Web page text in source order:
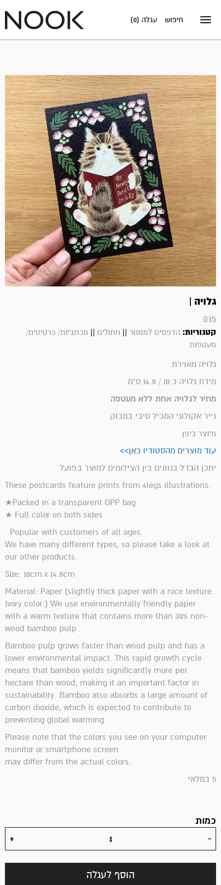
Toggle
עגלה (0) חיפוש
גלויה |
₪15
קטגוריות: הדפסים למסגור || חתולים || מכתביות/ כרטיסים/
מעטפות
גלויה מאוירת
מידת גלויה כ 10 / 14.8 ס"מ
מחיר לגלויה אחת ללא מעטפה
נייר אקולוגי המכיל סיבי במבוק
מיוצר ביפן
עוד מוצרים מהסטודיו כאן>>
יתכן הבדל בגוונים בין הצילומים למוצר בפועל
These postcards feature prints from 4legs illustrations.
★Packed in a transparent OPP bag
★ Full color on both sides
. Popular with customers of all ages.
We have many different types, so please take a look at
our other products.
Size: 10cm x 14.8cm
Material: Paper (slightly thick paper with a nice texture.
Ivory color.) We use environmentally friendly paper
with a warm texture that contains more than 30% non-
wood bamboo pulp .
Bamboo pulp grows faster than wood pulp and has a
lower environmental impact. This rapid growth cycle
means that bamboo yields significantly more per
hectare than wood, making it an important factor in
sustainability. Bamboo also absorbs a large amount of
carbon dioxide, which is expected to contribute to
preventing global warming.
Please note that the colors you see on your computer
monitor or smartphone screen
may differ from the actual colors.
5 במלאי
כמות
הוסף לעגלה